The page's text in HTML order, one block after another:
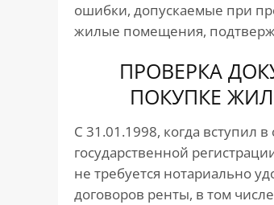
ошибки, допускаемые при
жилые помещения,
ПРОВЕРКА
ПОКУПКЕ
С 31.01.1998, когда вступил
государственной
не требуется нотариально
договоров ренты, в том